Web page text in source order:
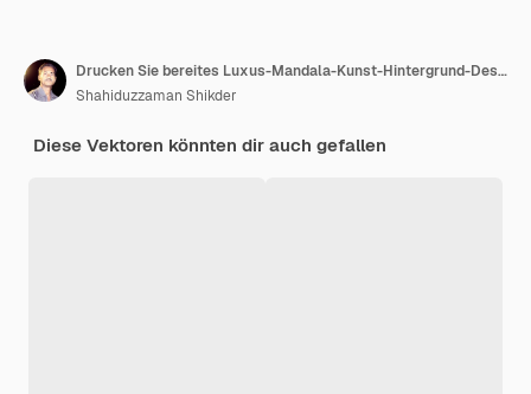
Drucken Sie bereites Luxus-Mandala-Kunst-Hintergrund-Design
Shahiduzzaman Shikder
Diese Vektoren könnten dir auch gefallen